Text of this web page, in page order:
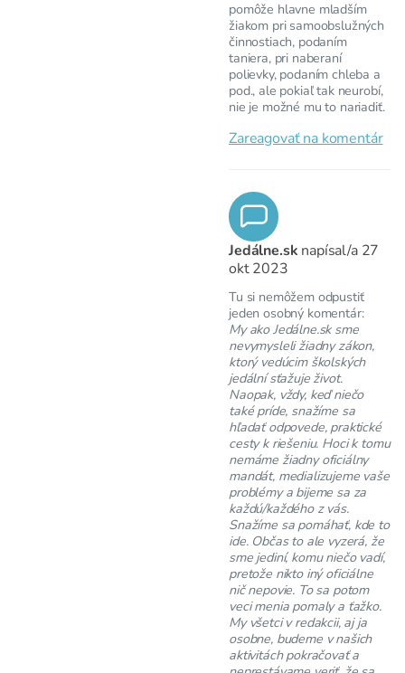
pomôže hlavne mladším
žiakom pri samoobslužných
činnostiach, podaním
taniera, pri naberaní
polievky, podaním chleba a
pod., ale pokiaľ tak neurobí,
nie je možné mu to nariadiť.
Zareagovať na komentár
Jedálne.sk napísal/a 27
okt 2023
Tu si nemôžem odpustiť
jeden osobný komentár:
My ako Jedálne.sk sme
nevymysleli žiadny zákon,
ktorý vedúcim školských
jedální sťažuje život.
Naopak, vždy, keď niečo
také príde, snažíme sa
hľadať odpovede, praktické
cesty k riešeniu. Hoci k tomu
nemáme žiadny oficiálny
mandát, medializujeme vaše
problémy a bijeme sa za
každú/každého z vás.
Snažíme sa pomáhať, kde to
ide. Občas to ale vyzerá, že
sme jediní, komu niečo vadí,
pretože nikto iný oficiálne
nič nepovie. To sa potom
veci menia pomaly a ťažko.
My všetci v redakcii, aj ja
osobne, budeme v našich
aktivitách pokračovať a